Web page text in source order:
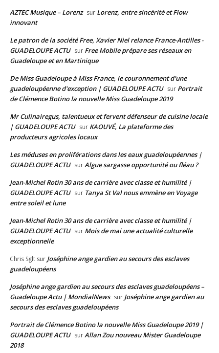
AZTEC Musique – Lorenz sur Lorenz, entre sincérité et Flow
innovant
Le patron de la société Free, Xavier Niel relance France-Antilles -
GUADELOUPE ACTU sur Free Mobile prépare ses réseaux en
Guadeloupe et en Martinique
De Miss Guadeloupe à Miss France, le couronnement d'une
guadeloupéenne d'exception | GUADELOUPE ACTU sur Portrait
de Clémence Botino la nouvelle Miss Guadeloupe 2019
Mr Culinairegus, talentueux et fervent défenseur de cuisine locale
| GUADELOUPE ACTU sur KAOUVÉ, La plateforme des
producteurs agricoles locaux
Les méduses en proliférations dans les eaux guadeloupéennes |
GUADELOUPE ACTU surAlgue sargasse opportunité ou fléau ?
Jean-Michel Rotin 30 ans de carrière avec classe et humilité |
GUADELOUPE ACTU sur Tanya St Val nous emmène en Voyage
entre soleil et lune
Jean-Michel Rotin 30 ans de carrière avec classe et humilité |
GUADELOUPE ACTU sur Mois de mai une actualité culturelle
exceptionnelle
Chris Sglt sur Joséphine ange gardien au secours des esclaves
guadeloupéens
Joséphine ange gardien au secours des esclaves guadeloupéens –
Guadeloupe Actu | MondialNews sur Joséphine ange gardien au
secours des esclaves guadeloupéens
Portrait de Clémence Botino la nouvelle Miss Guadeloupe 2019 |
GUADELOUPE ACTU surAllan Zou nouveau Mister Guadeloupe
2018